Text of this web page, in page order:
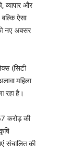
व्यापार और
ऐसा
नए अवसर
(सिटी
महिला
रहा है।
करोड़ की
संचालित की